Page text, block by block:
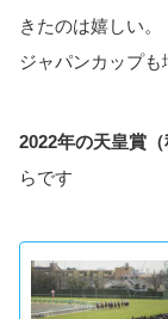
きたのは嬉しい。
ジャパンカップも
2022年の天皇賞
らです